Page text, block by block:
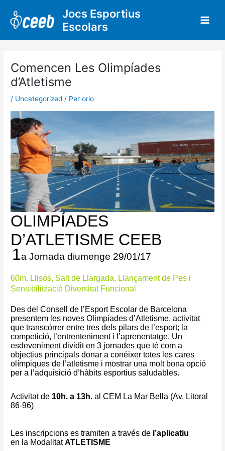
contingut
Jocs Esportius
Escolars
Comencen Les Olimpíades
d’Atletisme
/ Uncategorized / Per orio
OLIMPÍADES
D’ATLETISME CEEB
1a Jornada diumenge 29/01/17
60m. Llisos, Salt de Llargada, Llançament de Pes i
Sensibilització Diversitat Funcional
Des del Consell de l’Esport Escolar de Barcelona
presentem les noves Olimpíades d’Atletisme, activitat
que transcórrer entre tres dels pilars de l’esport; la
competició, l’entrenteniment i l’aprenentatge. Un
esdeveniment dividit en 3 jornades que té com a
objectius principals donar a conéixer totes les cares
olímpiques de l’atletisme i mostrar una molt bona opció
per a l’adquisició d’hàbits esportius saludables.
Activitat de 10h. a 13h. alCEM La Mar Bella (Av. Litoral
86-96)
Les inscripcions es tramiten a través de l’aplicatiu
en la ModalitatATLETISME